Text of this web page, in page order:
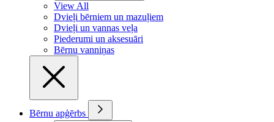
View All
Dvieļi bērniem un mazuļiem
Dvieļi un vannas veļa
Piederumi un aksesuāri
Bērnu vanniņas
Bērnu apģērbs